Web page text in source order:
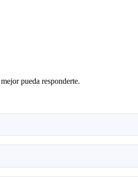
pueda responderte.